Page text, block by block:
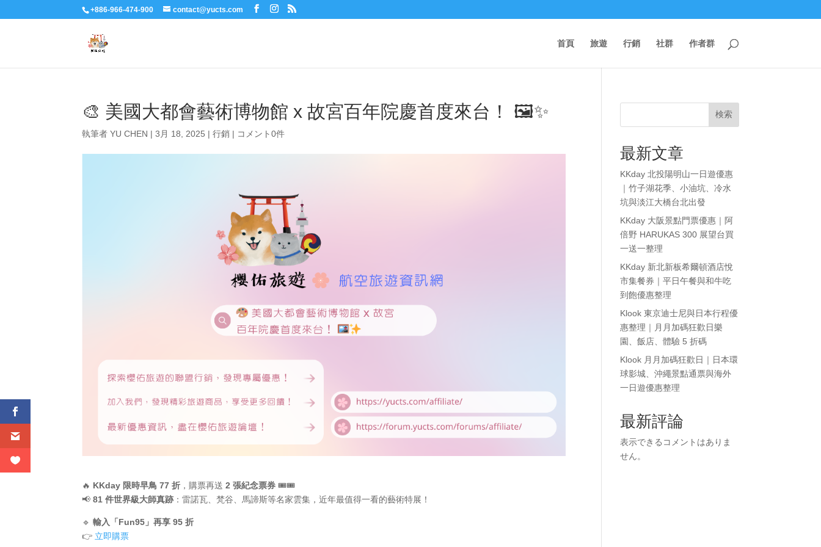
+886-966-474-900 contact@yucts.com
首頁 旅遊 行銷 社群 作者群
🎨 美國大都會藝術博物館 x 故宮百年院慶首度來台！ 🖼️✨
執筆者YU CHEN |3月 18, 2025 |行銷 | コメント0件
🔥 KKday 限時早鳥 77 折 ，購票再送2 張紀念票券 🎟️🎟️
📢81 件世界級大師真跡 ：雷諾瓦、梵谷、馬諦斯等名家雲集，近年最值得一看的藝術特展！
🔹輸入「Fun95」再享 95 折
👉 立即購票
検索
最新文章
KKday 北投陽明山一日遊優惠
｜竹子湖花季、小油坑、冷水
坑與淡江大橋台北出發
KKday 大阪景點門票優惠｜阿
倍野 HARUKAS 300 展望台買
一送一整理
KKday 新北新板希爾頓酒店悅
市集餐券｜平日午餐與和牛吃
到飽優惠整理
Klook 東京迪士尼與日本行程優
惠整理｜月月加碼狂歡日樂
園、飯店、體驗 5 折碼
Klook 月月加碼狂歡日｜日本環
球影城、沖繩景點通票與海外
一日遊優惠整理
最新評論
表示できるコメントはありま
せん。